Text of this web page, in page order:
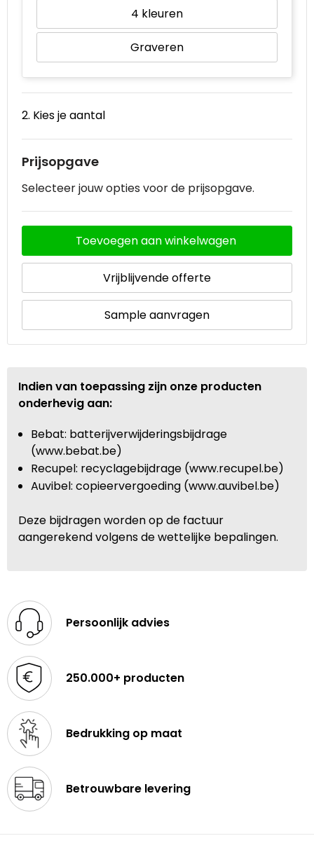
4
Graveren
2. Kies je aantal
Prijsopgave
Selecteer jouw opties voor de prijsopgave.
Toevoegen aan winkelwagen
Vrijblijvende offerte
Sample aanvragen
Indien van toepassing zijn onze producten
onderhevig aan:
Bebat: batterijverwijderingsbijdrage
(www.bebat.be)
Recupel: recyclagebijdrage (www.recupel.be)
Auvibel: copieervergoeding (www.auvibel.be)
Deze bijdragen worden op de factuur
aangerekend volgens de wettelijke bepalingen.
Persoonlijk advies
250.000+ producten
Bedrukking op maat
Betrouwbare levering